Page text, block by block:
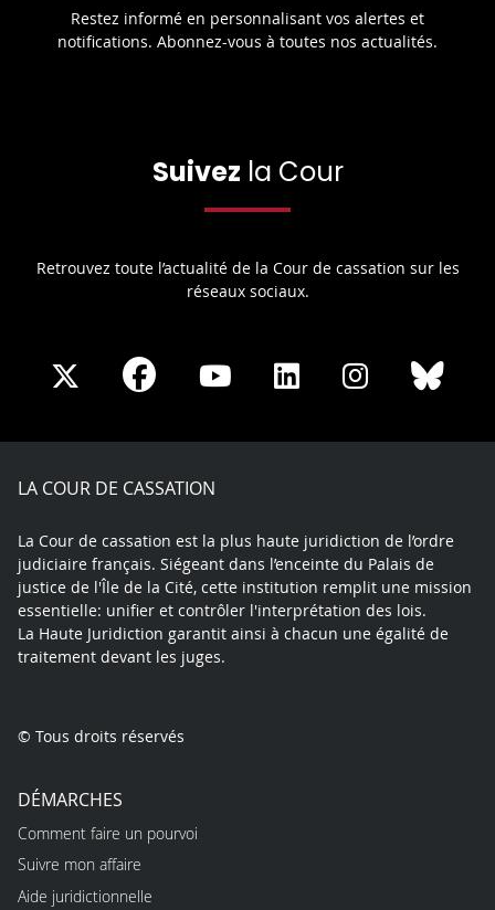
Restez informé en personnalisant vos alertes et
notifications. Abonnez-vous à toutes nos actualités.
Suivez la Cour
Retrouvez toute l’actualité de la Cour de cassation sur les
réseaux sociaux.
Share
X
Share
Facebook
Share
Youtube
Share
LinkedIn
Share
Instagram
LA COUR DE CASSATION
La Cour de cassation est la plus haute juridiction de l’ordre
judiciaire français. Siégeant dans l’enceinte du Palais de
justice de l'Île de la Cité, cette institution remplit une mission
essentielle: unifier et contrôler l'interprétation des lois.
La Haute Juridiction garantit ainsi à chacun une égalité de
traitement devant les juges.
© Tous droits réservés
DÉMARCHES
Comment faire un pourvoi
Suivre mon affaire
Aide juridictionnelle